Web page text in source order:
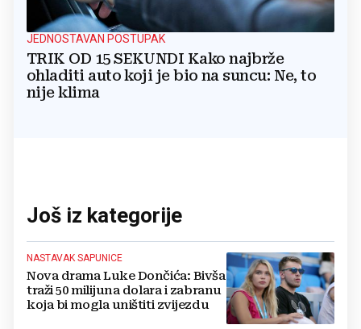
JEDNOSTAVAN POSTUPAK
TRIK OD 15 SEKUNDI Kako najbrže
ohladiti auto koji je bio na suncu: Ne, to
nije klima
Još iz kategorije
NASTAVAK SAPUNICE
Nova drama Luke Dončića: Bivša
traži 50 milijuna dolara i zabranu
koja bi mogla uništiti zvijezdu